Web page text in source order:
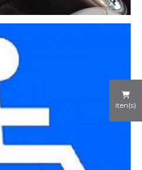
iten(s)